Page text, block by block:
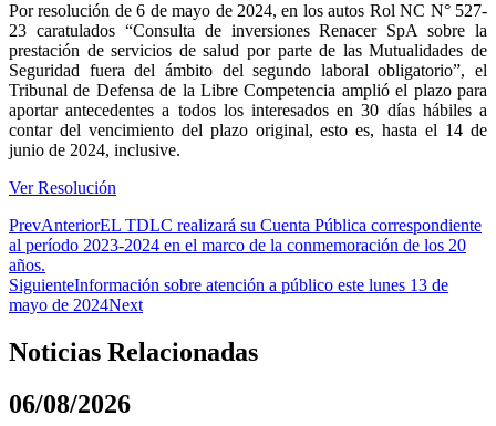
Por resolución de 6 de mayo de 2024, en los autos Rol NC N° 527-
23 caratulados “Consulta de inversiones Renacer SpA sobre la
prestación de servicios de salud por parte de las Mutualidades de
Seguridad fuera del ámbito del segundo laboral obligatorio”, el
Tribunal de Defensa de la Libre Competencia amplió el plazo para
aportar antecedentes a todos los interesados en 30 días hábiles a
contar del vencimiento del plazo original, esto es, hasta el 14 de
junio de 2024, inclusive.
Ver Resolución
PrevAnteriorEL TDLC realizará su Cuenta Pública correspondiente
al período 2023-2024 en el marco de la conmemoración de los 20
años.
SiguienteInformación sobre atención a público este lunes 13 de
mayo de 2024Next
Noticias Relacionadas
06/08/2026